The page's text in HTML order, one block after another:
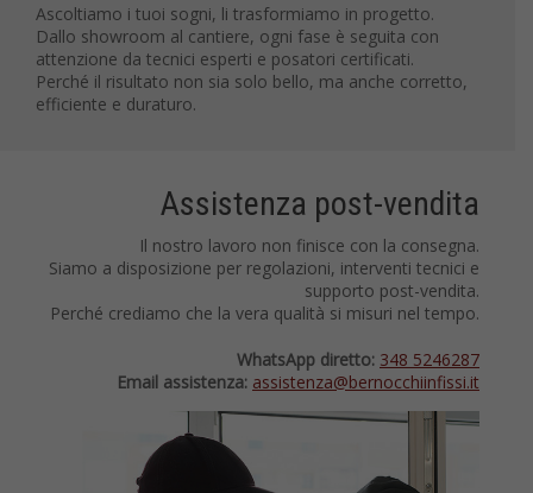
Ascoltiamo i tuoi sogni, li trasformiamo in progetto.
Dallo showroom al cantiere, ogni fase è seguita con
attenzione da tecnici esperti e posatori certificati.
Perché il risultato non sia solo bello, ma anche corretto,
efficiente e duraturo.
Assistenza post-vendita
Il nostro lavoro non finisce con la consegna.
Siamo a disposizione per regolazioni, interventi tecnici e
supporto post-vendita.
Perché crediamo che la vera qualità si misuri nel tempo.
WhatsApp diretto: 348 5246287
Email assistenza: assistenza@bernocchiinfissi.it